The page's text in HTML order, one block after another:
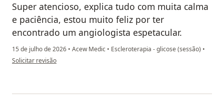
Super atencioso, explica tudo com muita calma
e paciência, estou muito feliz por ter
encontrado um angiologista espetacular.
15 de julho de 2026 • Acew Medic • Escleroterapia - glicose (sessão) •
na opinião do utilizador Angélica da Silva Araújo
Solicitar revisão